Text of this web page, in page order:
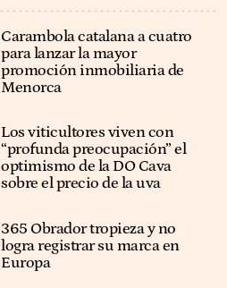
Carambola catalana a cuatro
para lanzar la mayor
promoción inmobiliaria de
Menorca
Los viticultores viven con
“profunda preocupación” el
optimismo de la DO Cava
sobre el precio de la uva
365 Obrador tropieza y no
logra registrar su marca en
Europa